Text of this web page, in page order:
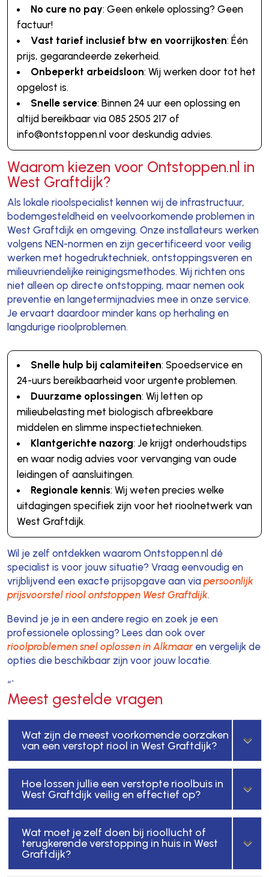
No cure no pay: Geen enkele oplossing? Geen
factuur!
Vast tarief inclusief btw en voorrijkosten: Één
prijs, gegarandeerde zekerheid.
Onbeperkt arbeidsloon: Wij werken door tot het
opgelost is.
Snelle service: Binnen 24 uur een oplossing en
altijd bereikbaar via 085 2505 217 of
info@ontstoppen.nl voor deskundig advies.
Waarom kiezen voor Ontstoppen.nl in
West Graftdijk?
Als lokale rioolspecialist kennen wij de infrastructuur,
bodemgesteldheid en veelvoorkomende problemen in
West Graftdijk en omgeving. Onze installateurs werken
volgens NEN-normen en zijn gecertificeerd voor veilig
werken met hogedruktechniek, ontstoppingsveren en
milieuvriendelijke reinigingsmethodes. Wij richten ons
niet alleen op directe ontstopping, maar nemen ook
preventie en langetermijnadvies mee in onze service.
Je ervaart daardoor minder kans op herhaling en
langdurige rioolproblemen.
Snelle hulp bij calamiteiten: Spoedservice en
24-uurs bereikbaarheid voor urgente problemen.
Duurzame oplossingen: Wij letten op
milieubelasting met biologisch afbreekbare
middelen en slimme inspectietechnieken.
Klantgerichte nazorg: Je krijgt onderhoudstips
en waar nodig advies voor vervanging van oude
leidingen of aansluitingen.
Regionale kennis: Wij weten precies welke
uitdagingen specifiek zijn voor het rioolnetwerk van
West Graftdijk.
Wil je zelf ontdekken waarom Ontstoppen.nl dé
specialist is voor jouw situatie? Vraag eenvoudig en
vrijblijvend een exacte prijsopgave aan via persoonlijk
prijsvoorstel riool ontstoppen West Graftdijk.
Bevind je je in een andere regio en zoek je een
professionele oplossing? Lees dan ook over
rioolproblemen snel oplossen in Alkmaaren vergelijk de
opties die beschikbaar zijn voor jouw locatie.
“`
Meest gestelde vragen
Wat zijn de meest voorkomende oorzaken
van een verstopt riool in West Graftdijk?
Hoe lossen jullie een verstopte rioolbuis in
West Graftdijk veilig en effectief op?
Wat moet je zelf doen bij rioollucht of
terugkerende verstopping in huis in West
Graftdijk?